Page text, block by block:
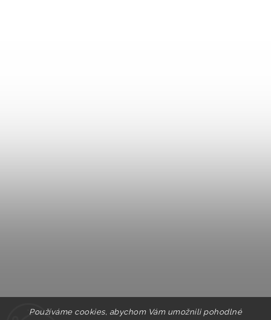
Používáme cookies, abychom Vám umožnili pohodlné